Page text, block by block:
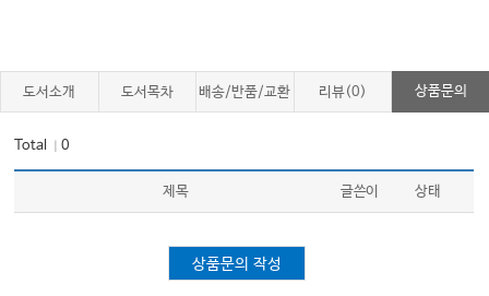
도서소개 도서목차 배송/반품/교환 리뷰(0) 상품문의
Total ｜0
제목 글쓴이 상태
상품문의 작성